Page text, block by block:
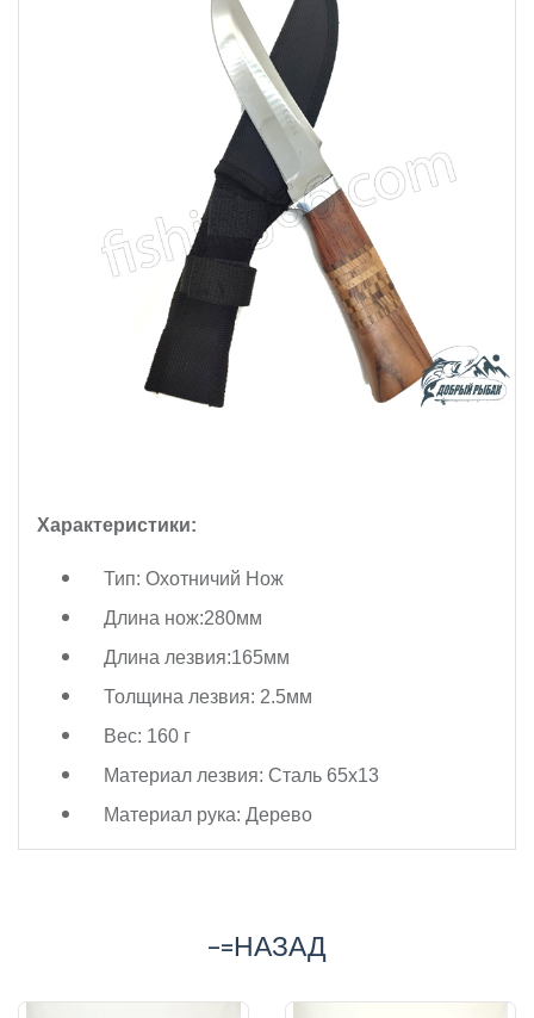
Характеристики:
Тип: Охотничий Нож
Длина нож:280мм
Длина лезвия:165мм
Толщина лезвия: 2.5мм
Вес: 160 г
Материал лезвия: Сталь 65x13
Материал рука: Дерево
-=НАЗАД